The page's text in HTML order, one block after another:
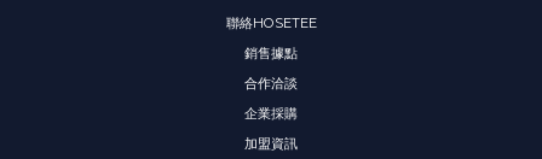
聯絡HOSETEE
銷售據點
合作洽談
企業採購
加盟資訊